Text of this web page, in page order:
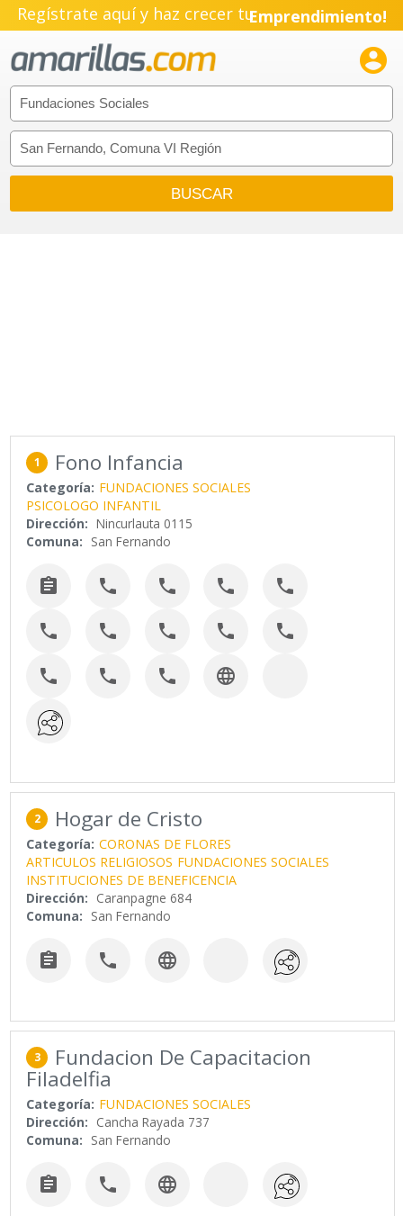
Regístrate aquí y haz crecer tuEmprendimiento!

1 Fono Infancia
Categoría: FUNDACIONES SOCIALES
PSICOLOGO INFANTIL
Dirección: Nincurlauta 0115
Comuna: San Fernando
    
    
   
2 Hogar de Cristo
Categoría: CORONAS DE FLORES
ARTICULOS RELIGIOSOS FUNDACIONES SOCIALES
INSTITUCIONES DE BENEFICENCIA
Dirección: Caranpagne 684
Comuna: San Fernando
  
3 Fundacion De Capacitacion
Filadelfia
Categoría: FUNDACIONES SOCIALES
Dirección: Cancha Rayada 737
Comuna: San Fernando
  